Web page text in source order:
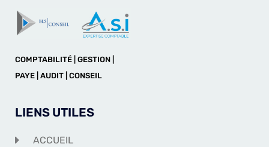
COMPTABILITÉ | GESTION |
PAYE | AUDIT | CONSEIL
LIENS UTILES
ACCUEIL